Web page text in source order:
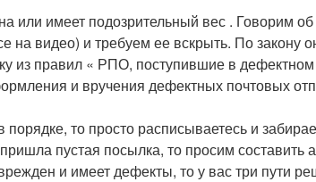
или имеет подозрительный вес . Говорим
на видео) и требуем ее вскрыть. По закону
из правил « РПО, поступившие в
и вручения дефектных почтовых
то просто расписываетесь и
пустая посылка, то просим составить
и имеет дефекты, то у вас три пути